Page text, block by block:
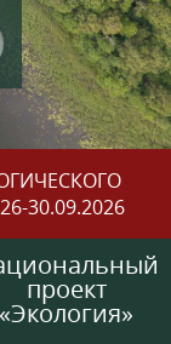
30.09.2026
проект
«Экология»